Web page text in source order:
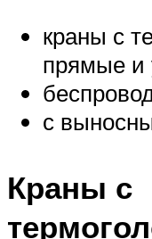
краны с
прямые и
с
Краны с